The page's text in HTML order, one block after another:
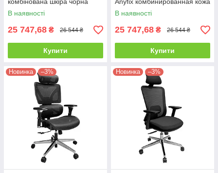
комбінована шкіра чорна
(Richman ТМ)
В наявності
25 747,68 ₴ 26 544 ₴
Купити
Anyfix комбинированная кожа
коричневая (Richman ТМ)
В наявності
25 747,68 ₴ 26 544 ₴
Купити
Новинка –3% Новинка –3%